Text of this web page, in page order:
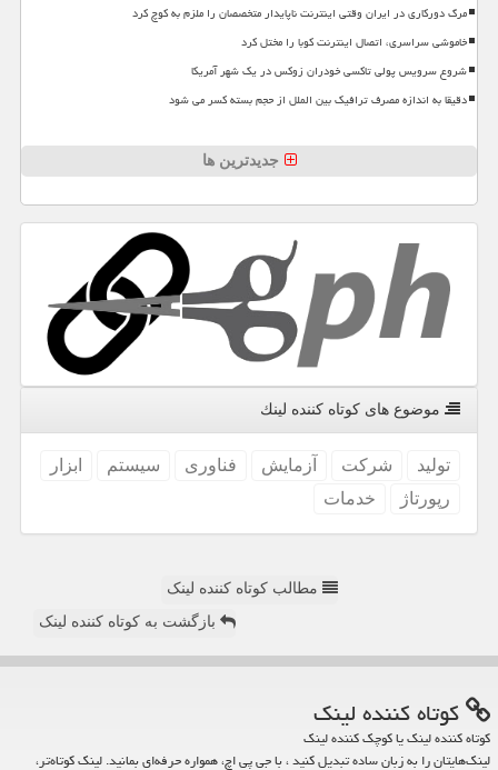
مرگ دورکاری در ایران وقتی اینترنت ناپایدار متخصصان را ملزم به کوچ کرد
خاموشی سراسری، اتصال اینترنت کوبا را مختل کرد
شروع سرویس پولی تاکسی خودران زوکس در یک شهر آمریکا
دقیقا به اندازه مصرف ترافیک بین الملل از حجم بسته کسر می شود
جدیدترین ها
موضوع های كوتاه كننده لینك
تولید شركت آزمایش فناوری سیستم
ابزار
رپورتاژ
خدمات
مطالب کوتاه کننده لینک
بازگشت به کوتاه کننده لینک
كوتاه كننده لینك
کوتاه کننده لینک یا کوچک کننده لینک
لینک‌هایتان را به زبان ساده تبدیل کنید ، با جی پی اچ، همواره حرفه‌ای بمانید. لینک کوتاه‌تر،